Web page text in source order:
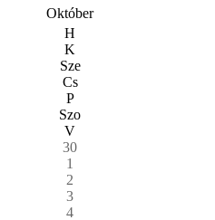
Október
H
K
Sze
Cs
P
Szo
V
30
1
2
3
4